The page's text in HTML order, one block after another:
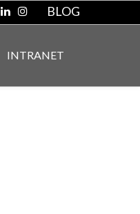
BLOG
INTRANET